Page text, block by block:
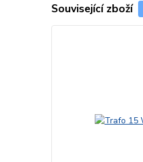
Související zboží